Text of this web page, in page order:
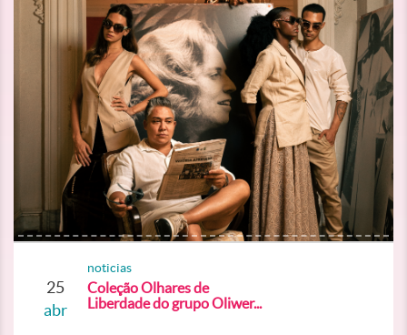
25
abr
noticias
Coleção Olhares de
Liberdade do grupo Oliwer...